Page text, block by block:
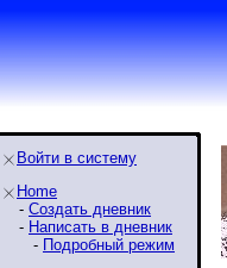
Войти в систему
Home
- Создать дневник
- Написать в дневник
- Подробный режим